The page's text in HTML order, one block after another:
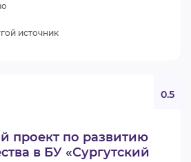
источник
проект по развитию
в БУ «Сургутский
0.5